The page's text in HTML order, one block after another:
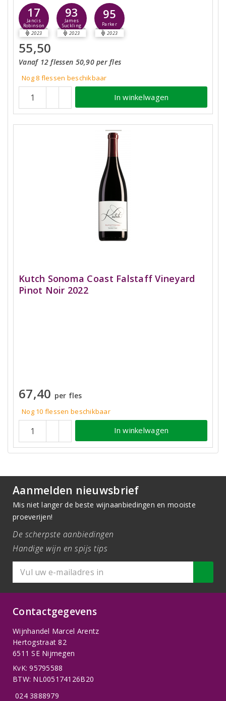
17
Jancis
Robinson
2023
93
James
Suckling
2023
95
Parker
2023
55,50
Vanaf 12 flessen 50,90 per fles
Nog 8 flessen beschikbaar
In winkelwagen
Kutch Sonoma Coast Falstaff Vineyard
Pinot Noir 2022
67,40 per fles
Nog 10 flessenbeschikbaar
In winkelwagen
Aanmelden nieuwsbrief
Mis niet langer de beste wijnaanbiedingen en mooiste
proeverijen!
De scherpste aanbiedingen
Handige wijn en spijs tips
Contactgegevens
Wijnhandel Marcel Arentz
Hertogstraat 82
6511 SE Nijmegen
KvK: 95795588
BTW: NL005174126B20
024 3888979